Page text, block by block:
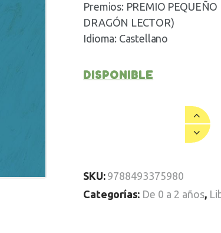
Premios: PREMIO
DRAGÓN LECTOR)
Idioma: Castellano
DISPONIBLE
SKU: 9788493375980
Categorías: De 0 a 2 años,